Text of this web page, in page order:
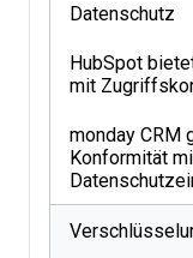
Datenschutz
HubSpot
mit
monday CRM
Konformität